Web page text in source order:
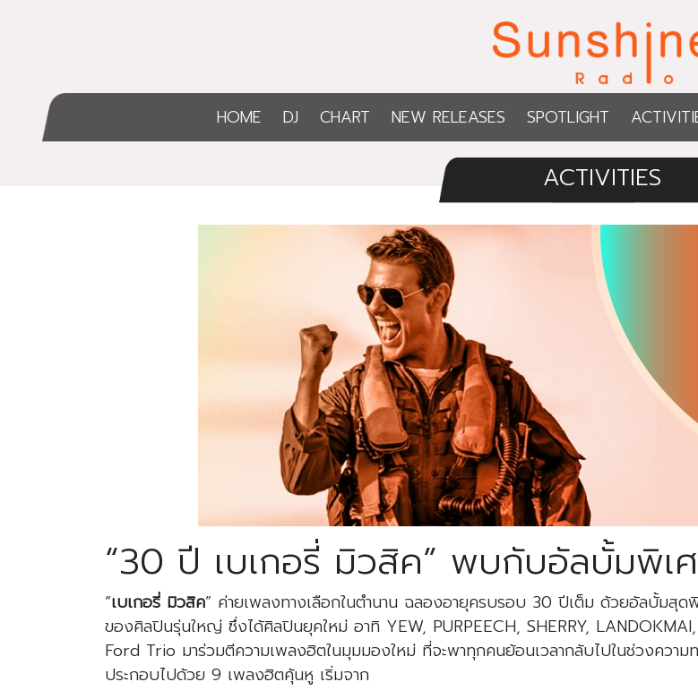
HOME DJ CHART NEW RELEASES SPOTLIGHT
ACTIVITIES
“30 ปี เบเกอรี่ มิวสิค” พบกับอัลบั้มพิเ
“เบเกอรี่ มิวสิค” ค่ายเพลงทางเลือกในตำนาน ฉลองอายุครบรอบ 30 ปีเต็ม ด้วยอัลบั้มสุด
ของศิลปินรุ่นใหญ่ ซึ่งได้ศิลปินยุคใหม่ อาทิ YEW, PURPEECH, SHERRY,
Ford Trio มาร่วมตีความเพลงฮิตในมุมมองใหม่ ที่จะพาทุกคนย้อนเวลากลับไปในช่วงคว
ประกอบไปด้วย 9 เพลงฮิตคุ้นหู เริ่มจาก